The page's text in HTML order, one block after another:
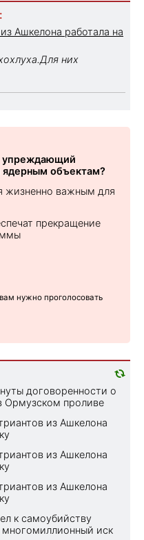
Ашкелона работала на
них
упреждающий
объектам?
жизненно важным для
прекращение
нужно проголосовать
договоренности о
Ормузском проливе
из Ашкелона
из Ашкелона
из Ашкелона
к самоубийству
иск